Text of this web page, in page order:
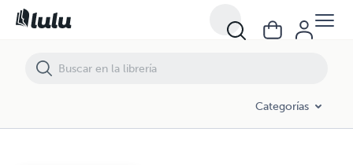
Categorías
El mes más largo solo tiene 31 días